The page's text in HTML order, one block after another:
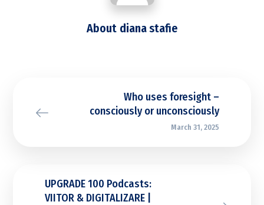
About diana stafie
Who uses foresight –
consciously or unconsciously
March 31, 2025
UPGRADE 100 Podcasts:
VIITOR & DIGITALIZARE |